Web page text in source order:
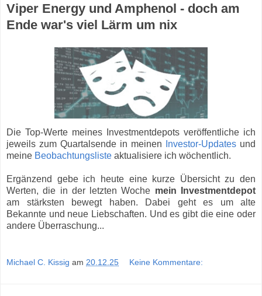
Viper Energy und Amphenol - doch am
Ende war's viel Lärm um nix
Die Top-Werte meines Investmentdepots veröffentliche ich
jeweils zum Quartalsende in meinen
Investor-Updates und
meine Beobachtungsliste aktualisiere ich wöchentlich.
Ergänzend gebe ich heute eine kurze Übersicht zu den
Werten, die in der letzten Woche mein Investmentdepot
am stärksten bewegt haben. Dabei geht es um alte
Bekannte und neue Liebschaften. Und es gibt die eine oder
andere Überraschung...
Michael C. Kissig am 20.12.25 Keine Kommentare: